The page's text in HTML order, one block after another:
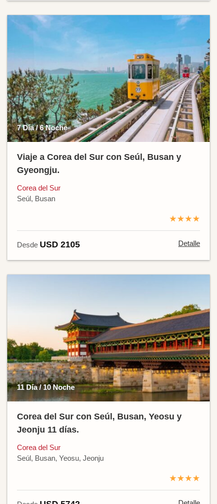
7 Día / 6 Noche
Viaje a Corea del Sur con Seúl, Busan y
Gyeongju.
Corea del Sur
Seúl, Busan
★★★★
Desde USD 2105 Detalle
11 Día / 10 Noche
Corea del Sur con Seúl, Busan, Yeosu y
Jeonju 11 días.
Corea del Sur
Seúl, Busan, Yeosu, Jeonju
★★★★